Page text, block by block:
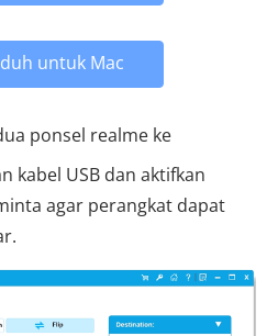
untuk Mac
ponsel realme ke
kabel USB dan aktifkan
agar perangkat dapat